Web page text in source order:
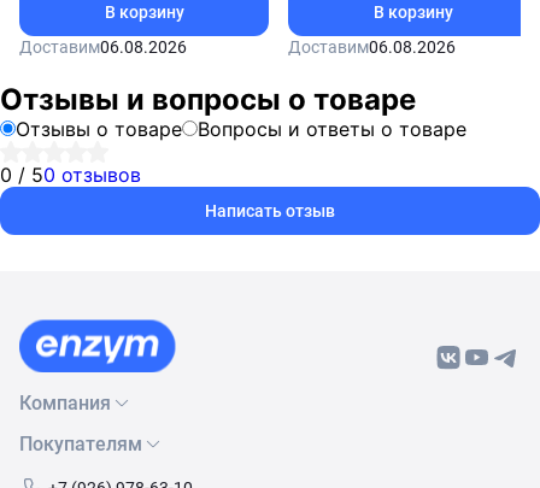
В корзину
Доставим06.08.2026
В корзину
Доставим06.08.2026
Отзывы и вопросы о товаре
Отзывы о товаре
Вопросы и ответы о товаре
0 / 50 отзывов
Написать отзыв
Компания
О нас
Бренды
Покупателям